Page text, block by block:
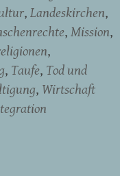
Landeskirchen
Mission
Taufe Tod und
Wirtschaft